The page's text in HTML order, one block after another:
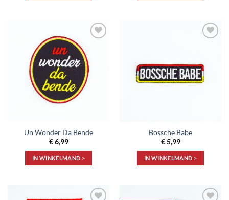
Toevoegen
aan
verlanglijst
Un Wonder Da Bende
€6,99
IN WINKELMAND >
Bossche Babe
€5,99
IN WINKELMAND >